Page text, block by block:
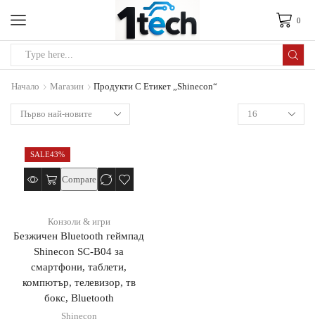
0
Начало Магазин Продукти С Етикет „Shinecon“
SALE43%
Compare
Конзоли & игри
Безжичен Bluetooth геймпад
Shinecon SC-B04 за
смартфони, таблети,
компютър, телевизор, тв
бокс, Bluetooth
Shinecon